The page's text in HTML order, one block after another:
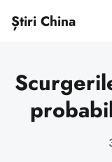
Știri China